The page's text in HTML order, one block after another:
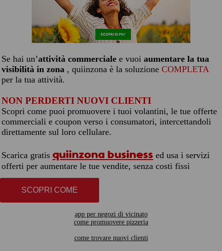
Se hai un’attività commerciale e vuoi aumentare la tua
visibilità in zona , quiinzona è la soluzione COMPLETA
per la tua attività.
NON PERDERTI NUOVI CLIENTI
Scopri come puoi promuovere i tuoi volantini, le tue offerte
commerciali e coupon verso i consumatori, intercettandoli
direttamente sul loro cellulare.
Scarica gratis quiinzona business ed usa i servizi
offerti per aumentare le tue vendite, senza costi fissi
SCOPRI COME
app per negozi di vicinato
come promuovere pizzeria
come trovare nuovi clienti